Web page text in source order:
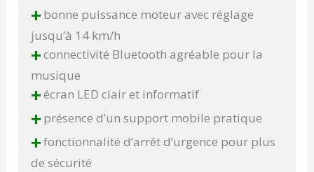
+ bonne puissance moteur avec réglage
jusqu’à 14 km/h
+connectivité Bluetooth agréable pour la
musique
+écran LED clair et informatif
+ présence d’un support mobile pratique
+fonctionnalité d’arrêt d’urgence pour plus
de sécurité